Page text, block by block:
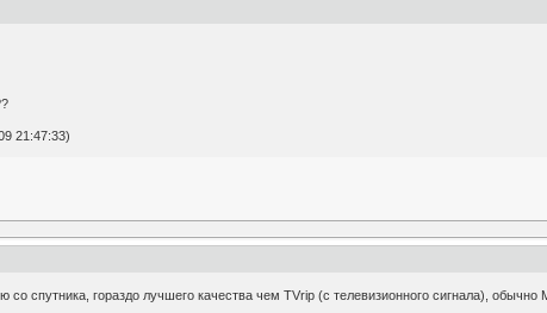
21:47:33)
со спутника, гораздо лучшего качества чем TVrip (с телевизионного сигнала), обычно